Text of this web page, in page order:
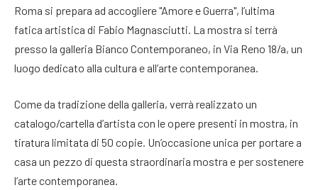
Roma si prepara ad accogliere "Amore e Guerra", l’ultima
fatica artistica di Fabio Magnasciutti. La mostra si terrà
presso la galleria Bianco Contemporaneo, in Via Reno 18/a, un
luogo dedicato alla cultura e all’arte contemporanea.
Come da tradizione della galleria, verrà realizzato un
catalogo/cartella d’artista con le opere presenti in mostra, in
tiratura limitata di 50 copie. Un’occasione unica per portare a
casa un pezzo di questa straordinaria mostra e per sostenere
l’arte contemporanea.